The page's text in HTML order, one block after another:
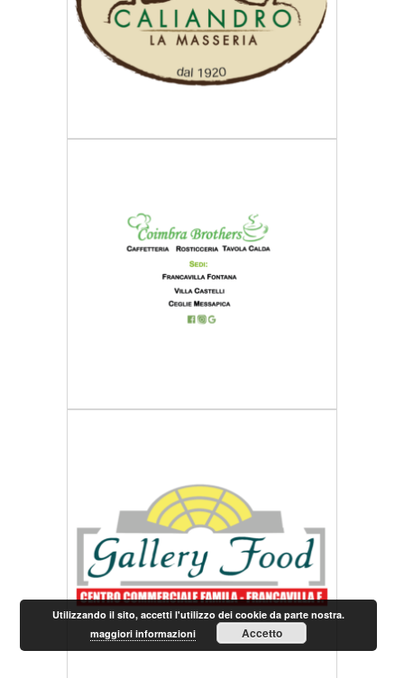
Utilizzando il sito, accetti l'utilizzo dei cookie da parte nostra.
maggiori informazioni
Accetto